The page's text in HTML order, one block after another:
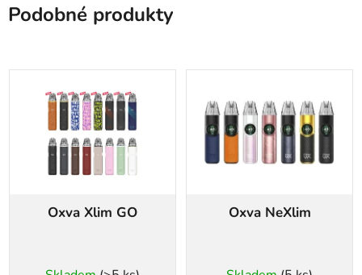
Podobné produkty
Oxva Xlim GO Oxva NeXlim